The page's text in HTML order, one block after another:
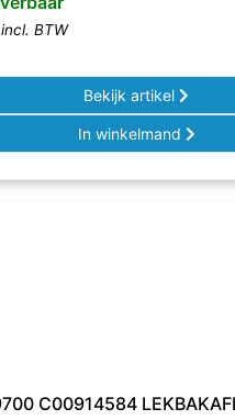
incl. BTW
Bekijk artikel
In winkelmand
C00914584